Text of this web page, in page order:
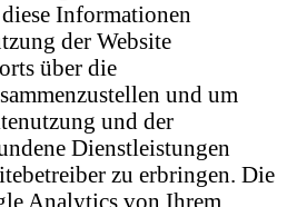
Informationen
der Website
über die
und um
und der
Dienstleistungen
zu erbringen. Die
Analytics von Ihrem